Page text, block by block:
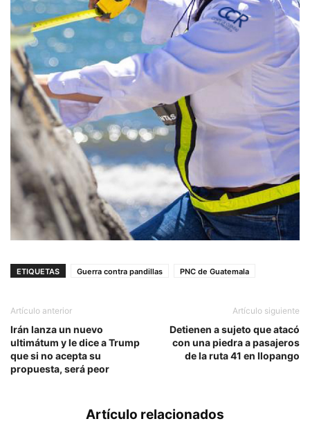
ETIQUETAS Guerra contra pandillas PNC de Guatemala
Artículo anterior
Irán lanza un nuevo
ultimátum y le dice a Trump
que si no acepta su
propuesta, será peor
Artículo siguiente
Detienen a sujeto que atacó
con una piedra a pasajeros
de la ruta 41 en Ilopango
Artículo relacionados